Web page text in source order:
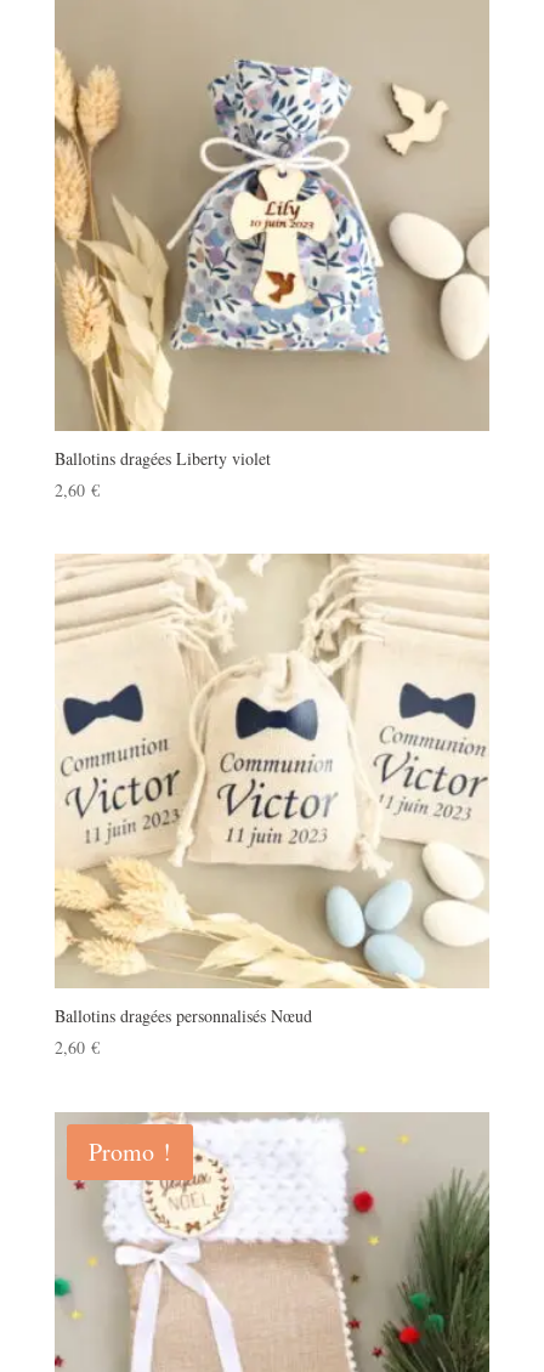
Ballotins dragées Liberty violet
2,60 €
Ballotins dragées personnalisés Nœud
2,60 €
Promo !